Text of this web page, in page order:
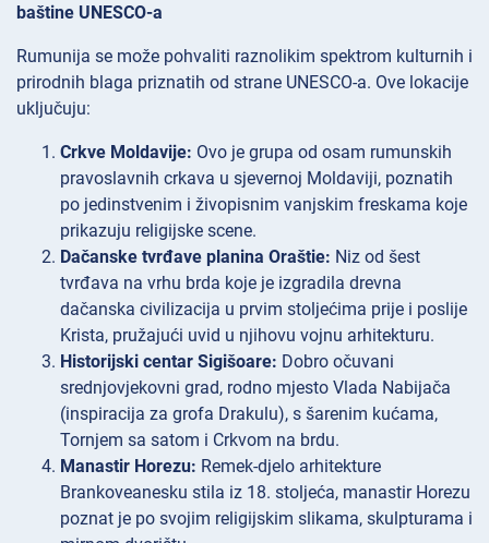
baštine UNESCO-a
Rumunija se može pohvaliti raznolikim spektrom kulturnih i
prirodnih blaga priznatih od strane UNESCO-a. Ove lokacije
uključuju:
Crkve Moldavije: Ovo je grupa od osam rumunskih
pravoslavnih crkava u sjevernoj Moldaviji, poznatih
po jedinstvenim i živopisnim vanjskim freskama koje
prikazuju religijske scene.
Dačanske tvrđave planina Oraštie: Niz od šest
tvrđava na vrhu brda koje je izgradila drevna
dačanska civilizacija u prvim stoljećima prije i poslije
Krista, pružajući uvid u njihovu vojnu arhitekturu.
Historijski centar Sigišoare: Dobro očuvani
srednjovjekovni grad, rodno mjesto Vlada Nabijača
(inspiracija za grofa Drakulu), s šarenim kućama,
Tornjem sa satom i Crkvom na brdu.
Manastir Horezu: Remek-djelo arhitekture
Brankoveanesku stila iz 18. stoljeća, manastir Horezu
poznat je po svojim religijskim slikama, skulpturama i